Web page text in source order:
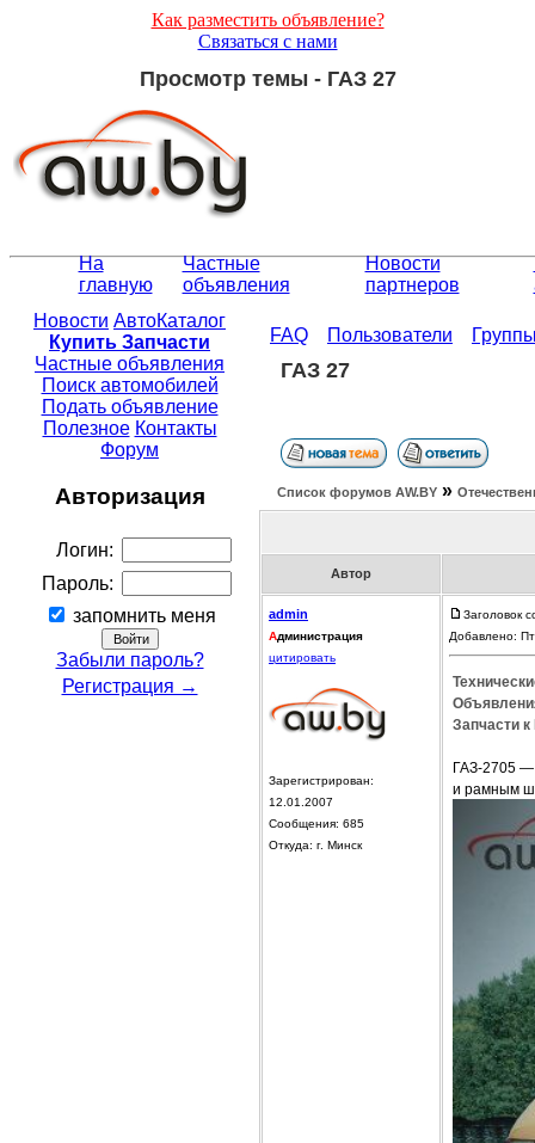
Как разместить объявление?
Связаться с нами
Просмотр темы - ГАЗ 27
На
главную
Частные
объявления
Новости
партнеров
Новости АвтоКаталог
Купить Запчасти
Частные объявления
Поиск автомобилей
Подать объявление
Полезное Контакты
Форум
Авторизация
Логин:
Пароль:
запомнить меня
Забыли пароль?
Регистрация →
FAQ Пользователи
ГАЗ 27
Список форумов АW.BY »
Автор
admin
Администрация
цитировать
Зарегистрирован:
12.01.2007
Сообщения: 685
Откуда: г. Минск
Заголовок
Добавлено:
Запчасти
ГАЗ-2705 —
и рамным